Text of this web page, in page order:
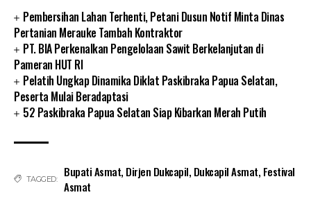
Pembersihan Lahan Terhenti, Petani Dusun Notif Minta Dinas
Pertanian Merauke Tambah Kontraktor
PT. BIA Perkenalkan Pengelolaan Sawit Berkelanjutan di
Pameran HUT RI
Pelatih Ungkap Dinamika Diklat Paskibraka Papua Selatan,
Peserta Mulai Beradaptasi
52 Paskibraka Papua Selatan Siap Kibarkan Merah Putih
TAGGED: Bupati Asmat, Dirjen Dukcapil, Dukcapil Asmat, Festival
Asmat